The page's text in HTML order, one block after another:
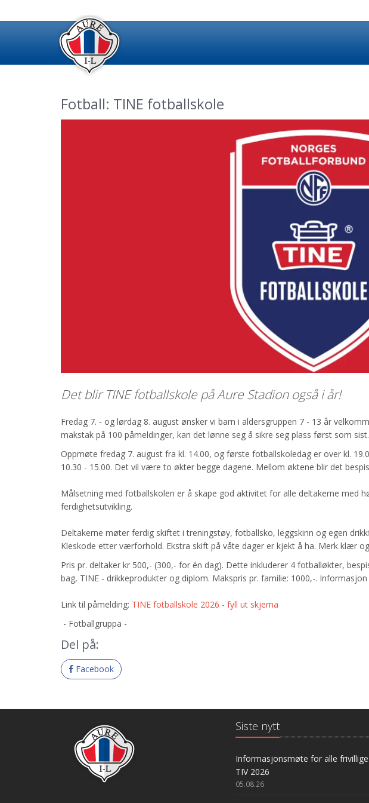
Fotball: TINE fotballskole
Det blir TINE fotballskole på Aure Stadion også i år!
Fredag 7. - og lørdag 8. august ønsker vi barn i aldersgruppen 7 - 13 år
makstak på 100 påmeldinger, kan det lønne seg å sikre seg plass først som
Oppmøte fredag 7. august fra kl. 14.00, og første fotballskoledag er over kl.
10.30 - 15.00. Det vil være to økter begge dagene. Mellom øktene blir det
Målsetning med fotballskolen er å skape god aktivitet for alle deltakerne med
ferdighetsutvikling.
Deltakerne møter ferdig skiftet i treningstøy, fotballsko, leggskinn og egen
Kleskode etter værforhold. Ekstra skift på våte dager er kjekt å ha. Merk klær
Pris pr. deltaker kr 500,- (300,- for én dag). Dette inkluderer 4 fotballøkter,
bag, TINE - drikkeprodukter og diplom. Makspris pr. familie: 1000,-.
Link til påmelding: TINE fotballskole 2026 - fyll ut skjema
- Fotballgruppa -
Del på:
Facebook
Siste nytt
Informasjonsmøte for alle
TIV 2026
05.08.26